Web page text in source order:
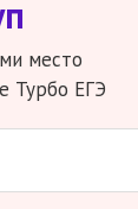
место
Турбо ЕГЭ